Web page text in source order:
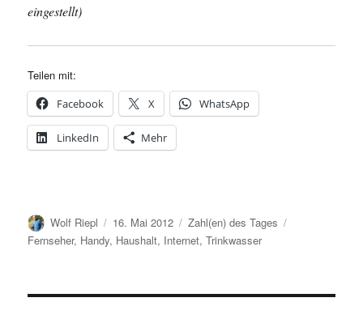
eingestellt)
Teilen mit:
Facebook X WhatsApp
LinkedIn Mehr
Autor
Wolf Riepl
Veröffentlicht
am
16. Mai 2012 Kategorien
Zahl(en) des Tages
Fernseher, Handy, Haushalt, Internet,Trinkwasser